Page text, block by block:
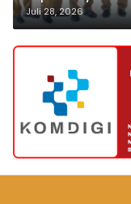
Juli 28, 2026